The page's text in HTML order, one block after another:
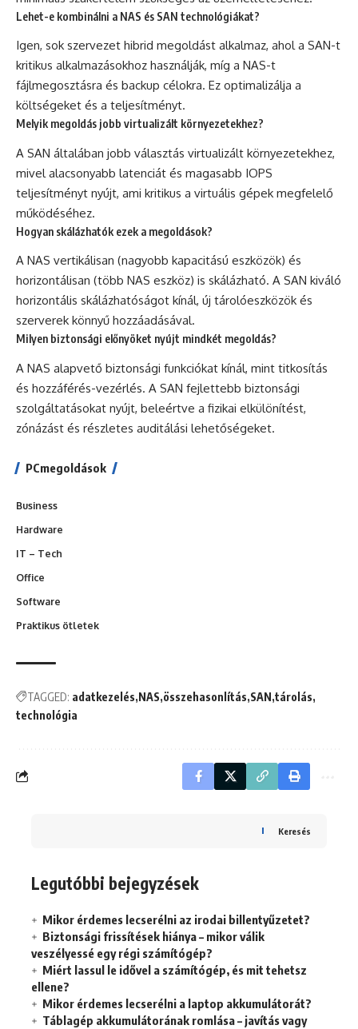
Lehet-e kombinálni a NAS és SAN technológiákat?
Igen, sok szervezet hibrid megoldást alkalmaz, ahol a SAN-t
kritikus alkalmazásokhoz használják, míg a NAS-t
fájlmegosztásra és backup célokra. Ez optimalizálja a
költségeket és a teljesítményt.
Melyik megoldás jobb virtualizált környezetekhez?
A SAN általában jobb választás virtualizált környezetekhez,
mivel alacsonyabb latenciát és magasabb IOPS
teljesítményt nyújt, ami kritikus a virtuális gépek megfelelő
működéséhez.
Hogyan skálázhatók ezek a megoldások?
A NAS vertikálisan (nagyobb kapacitású eszközök) és
horizontálisan (több NAS eszköz) is skálázható. A SAN kiváló
horizontális skálázhatóságot kínál, új tárolóeszközök és
szerverek könnyű hozzáadásával.
Milyen biztonsági előnyöket nyújt mindkét megoldás?
A NAS alapvető biztonsági funkciókat kínál, mint titkosítás
és hozzáférés-vezérlés. A SAN fejlettebb biztonsági
szolgáltatásokat nyújt, beleértve a fizikai elkülönítést,
zónázást és részletes auditálási lehetőségeket.
PCmegoldások
Business
Hardware
IT – Tech
Office
Software
Praktikus ötletek
TAGGED: adatkezelés NAS összehasonlítás SAN tárolás
technológia
Keresés
Legutóbbi bejegyzések
Mikor érdemes lecserélni az irodai billentyűzetet?
Biztonsági frissítések hiánya – mikor válik
veszélyessé egy régi számítógép?
Miért lassul le idővel a számítógép, és mit tehetsz
ellene?
Mikor érdemes lecserélni a laptop akkumulátorát?
Táblagép akkumulátorának romlása – javítás vagy